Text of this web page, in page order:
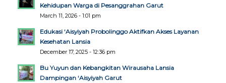
Kehidupan Warga di Pesanggrahan Garut
March 11, 2026 - 1:01 pm
Edukasi ‘Aisyiyah Probolinggo Aktifkan Akses Layanan
Kesehatan Lansia
December 17, 2025 - 12:36 pm
Bu Yuyun dan Kebangkitan Wirausaha Lansia
Dampingan ‘Aisyiyah Garut